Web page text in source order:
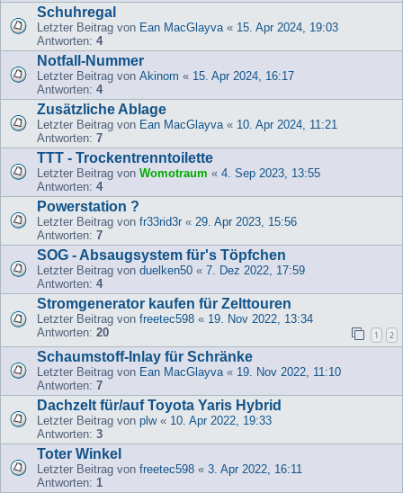
Schuhregal
Letzter Beitrag von Ean MacGlayva « 15. Apr 2024, 19:03
Antworten: 4
Notfall-Nummer
Letzter Beitrag von Akinom « 15. Apr 2024, 16:17
Antworten: 4
Zusätzliche Ablage
Letzter Beitrag von Ean MacGlayva « 10. Apr 2024, 11:21
Antworten: 7
TTT - Trockentrenntoilette
Letzter Beitrag von Womotraum « 4. Sep 2023, 13:55
Antworten: 4
Powerstation ?
Letzter Beitrag von fr33rid3r « 29. Apr 2023, 15:56
Antworten: 7
SOG - Absaugsystem für's Töpfchen
Letzter Beitrag von duelken50 « 7. Dez 2022, 17:59
Antworten: 4
Stromgenerator kaufen für Zelttouren
Letzter Beitrag von freetec598 « 19. Nov 2022, 13:34
Antworten: 20 1 2
Schaumstoff-Inlay für Schränke
Letzter Beitrag von Ean MacGlayva « 19. Nov 2022, 11:10
Antworten: 7
Dachzelt für/auf Toyota Yaris Hybrid
Letzter Beitrag von plw« 10. Apr 2022, 19:33
Antworten: 3
Toter Winkel
Letzter Beitrag von freetec598 « 3. Apr 2022, 16:11
Antworten: 1